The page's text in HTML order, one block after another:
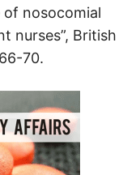
of nosocomial
nurses”, British
70.